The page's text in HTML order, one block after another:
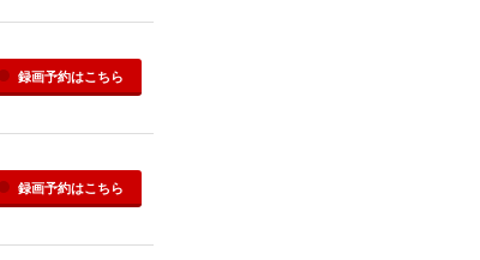
録画予約はこちら
録画予約はこちら